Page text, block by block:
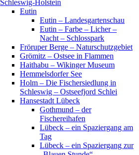
Schleswig-Holstein
Eutin
Eutin – Landesgartenschau
Eutin – Farbe – Licher –
Nacht – Schlosspark
Fröruper Berge – Naturschutzgebiet
Grömitz – Ostsee in Flammen
Haithabu – Wikinger Museum
Hemmelsdorfer See
Holm – Die Fischersiedlung in
Schleswig – Ostseefjord Schlei
Hansestadt Lübeck
Gothmund – der
Fischereihafen
Lübeck – ein Spaziergang am
Tag
Lübeck – ein Spaziergang zur